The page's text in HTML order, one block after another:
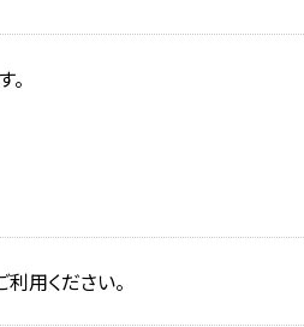
用ください。